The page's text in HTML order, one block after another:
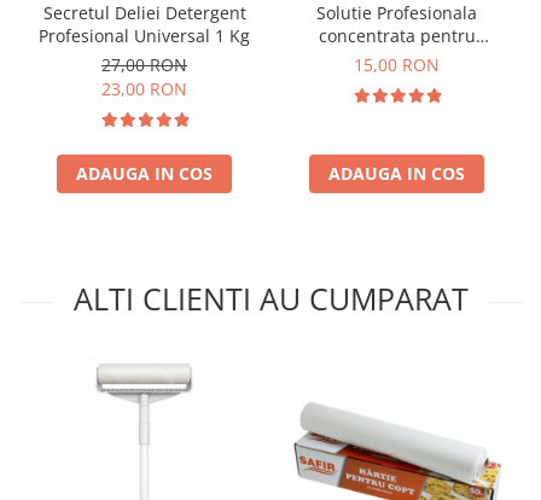
Secretul Deliei Detergent
Profesional Universal 1 Kg
27,00 RON
23,00 RON
ADAUGA IN COS
Solutie Profesionala
concentrata pentru
geamuri Gian 1000 ml
15,00 RON
ADAUGA IN COS
ALTI CLIENTI AU CUMPARAT